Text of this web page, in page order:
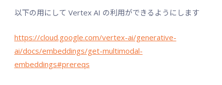
以下の用にして Vertex AI の利用ができるようにします
https://cloud.google.com/vertex-ai/generative-
ai/docs/embeddings/get-multimodal-
embeddings#prereqs